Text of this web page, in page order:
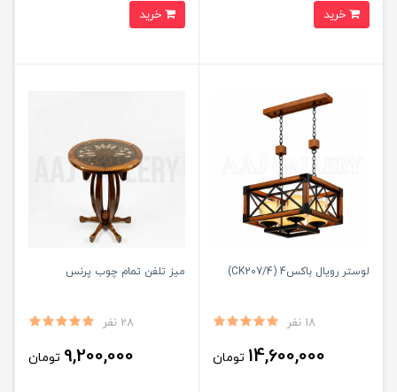
لوستر رویال باکس4 (CK207/4)
18 نفر
14,600,000 تومان
میز تلفن تمام چوب پرنس
28 نفر
9,200,000 تومان